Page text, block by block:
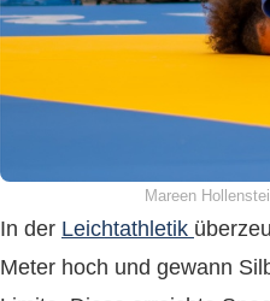
Mareen
In der Leichtathletik
Meter hoch und gewann